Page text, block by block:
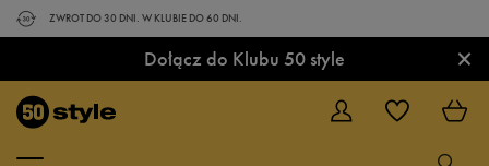
ZWROT DO 30 DNI. W KLUBIE DO 60 DNI.
Dołącz do Klubu 50 style ×